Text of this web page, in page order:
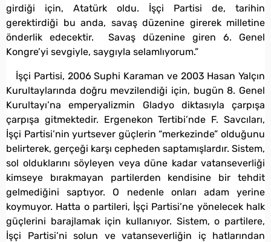
girdiği için, Atatürk oldu. İşçi Partisi de, tarihin
gerektirdiği bu anda, savaş düzenine girerek milletine
önderlik edecektir. Savaş düzenine giren 6. Genel
Kongre’yi sevgiyle, saygıyla selamlıyorum.”
İşçi Partisi, 2006 Suphi Karaman ve 2003 Hasan Yalçın
Kurultaylarında doğru mevzilendiği için, bugün 8. Genel
Kurultayı’na emperyalizmin Gladyo diktasıyla çarpışa
çarpışa gitmektedir. Ergenekon Tertibi’nde F. Savcıları,
İşçi Partisi’nin yurtsever güçlerin “merkezinde” olduğunu
belirterek, gerçeği karşı cepheden saptamışlardır. Sistem,
sol olduklarını söyleyen veya düne kadar vatanseverliği
kimseye bırakmayan partilerden kendisine bir tehdit
gelmediğini saptıyor. O nedenle onları adam yerine
koymuyor. Hatta o partileri, İşçi Partisi’ne yönelecek halk
güçlerini barajlamak için kullanıyor. Sistem, o partilere,
İşçi Partisi’ni solun ve vatanseverliğin iç hatlarından